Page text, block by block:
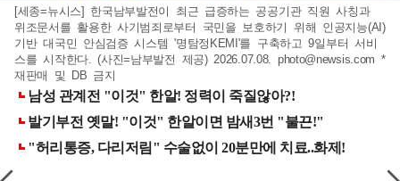
[세종=뉴시스] 한국남부발전이 최근 급증하는 공공기관 직원 사칭과
위조문서를 활용한 사기범죄로부터 국민을 보호하기 위해 인공지능(AI)
기반 대국민 안심검증 시스템 '명탐정KEMI'를 구축하고 9일부터 서비
스를 시작한다. (사진=남부발전 제공) 2026.07.08. photo@newsis.com *
재판매 및 DB 금지